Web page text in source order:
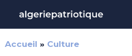
contenu
Accueil » Culture